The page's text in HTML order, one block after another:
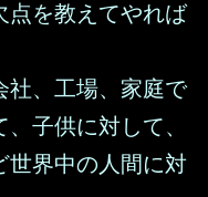
点を教えてやれば
社、工場、家庭で
子供に対して、
世界中の人間に対